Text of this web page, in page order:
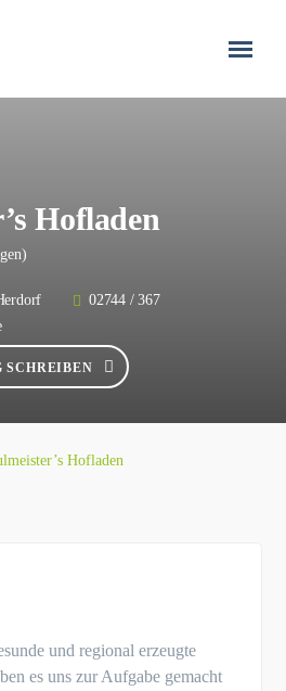
Hofladen
02744 / 367
SCHREIBEN
Hofladen
und regional erzeugte
es uns zur Aufgabe gemacht